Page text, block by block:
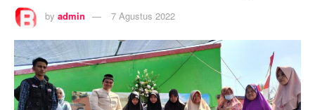
by admin 7 Agustus 2022